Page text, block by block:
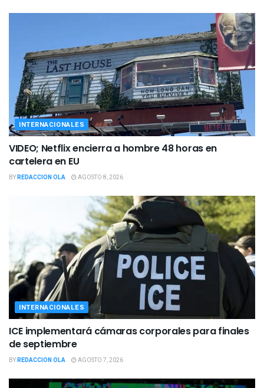
INTERNACIONALES
VIDEO; Netflix encierra a hombre 48 horas en
cartelera en EU
BYREDACCION OLA AGOSTO 8, 2026
INTERNACIONALES
ICE implementará cámaras corporales para finales
de septiembre
BYREDACCION OLA AGOSTO 7, 2026